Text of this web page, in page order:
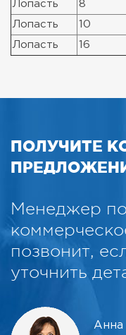
Лопасть 8
Лопасть 10
Лопасть 16
ПОЛУЧИТЕ
Менеджер
позвонит,
уточнить
Анна